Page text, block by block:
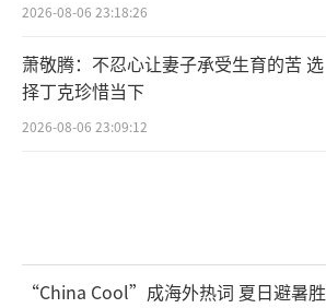
2026-08-06 23:18:26
萧敬腾：不忍心让妻子承受生育的苦 选
择丁克珍惜当下
2026-08-06 23:09:12
“China Cool”成海外热词 夏日避暑胜